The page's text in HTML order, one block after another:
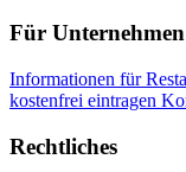
Für Unternehmen
Informationen für
kostenfrei eintragen
Rechtliches